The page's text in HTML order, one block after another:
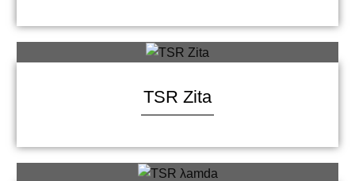
TSR Zita